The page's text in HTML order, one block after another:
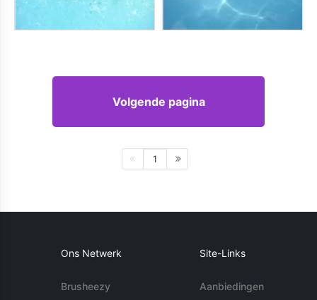
Volgende pagina
1
Ons Netwerk
Brusheezy
Site-Links
Aanbiedingen